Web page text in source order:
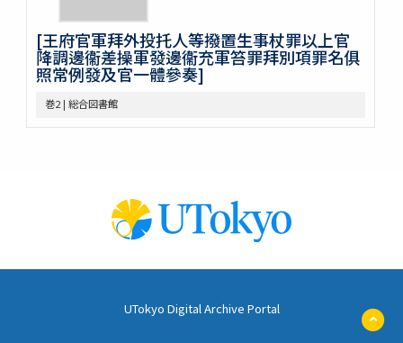
[王府官軍拜外投托人等撥置生事杖罪以上官
降調邊衞差操軍發邊衞充軍笞罪拜別項罪名俱
照常例發及官一體參奏]
巻2 | 総合図書館
UTokyo Digital Archive Portal
ペ